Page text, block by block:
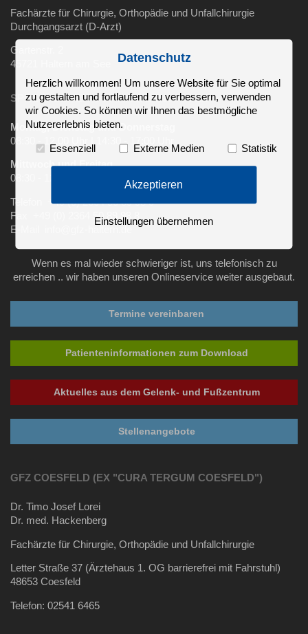
Fachärzte für Chirurgie, Orthopädie und Unfallchirurgie
Durchgangsarzt (D-Arzt)
Gartenstr. 2
45721 Haltern am See
SPRECHZEITEN G&F HALTERN AM SEE
Montag, Dienstag und Donnerstag
08:30 - 12.00 Uhr | 14:30 - 17:00 Uhr
Mittwoch und Freitag
08:30 - 12.00 Uhr
Telefon +49 (0) 2364 50 89 98 0
Fax +49 (0) 2364 50 89 98 8
E-Mail info@gfz-haltern.de
Wenn es mal wieder schwieriger ist, uns telefonisch zu
erreichen .. wir haben unseren Onlineservice weiter ausgebaut.
Termine vereinbaren
Patienteninformationen zum Download
Aktuelles aus dem Gelenk- und Fußzentrum
Stellenangebote
GFZ COESFELD (EX "CURA TERGUM COESFELD")
Dr. Timo Josef Lorei
Dr. med. Hackenberg
Fachärzte für Chirurgie, Orthopädie und Unfallchirurgie
Letter Straße 37 (Ärztehaus 1. OG barrierefrei mit Fahrstuhl)
48653 Coesfeld
Telefon: 02541 6465
Datenschutz
Herzlich willkommen! Um unsere Website für Sie optimal
zu gestalten und fortlaufend zu verbessern, verwenden
wir Cookies. So können wir Ihnen das bestmögliche
Nutzererlebnis bieten.
Essenziell Externe Medien Statistik
Akzeptieren
Einstellungen übernehmen